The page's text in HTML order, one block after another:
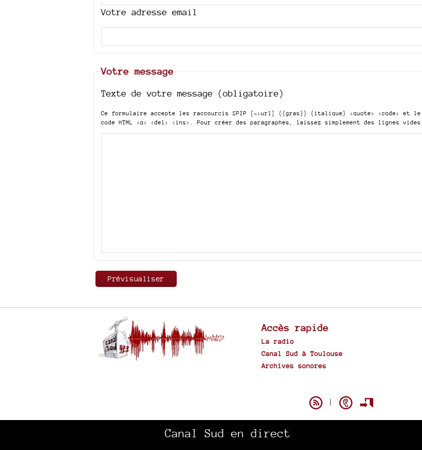
Votre adresse email
Votre message
Texte de votre message (obligatoire)
Ce formulaire accepte les raccourcis SPIP [->url] {{gras}} {italique} <quote> <code>
et le
code HTML <q> <del> <ins> . Pour créer des paragraphes, laissez simplement des lignes vides.
Accès rapide
La radio
Canal Sud à Toulouse
Archives sonores
|
Canal Sud en direct